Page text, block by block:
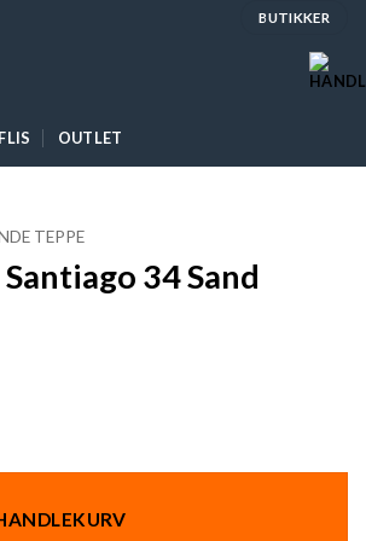
BUTIKKER
OUTLET
TEPPE
34 Sand